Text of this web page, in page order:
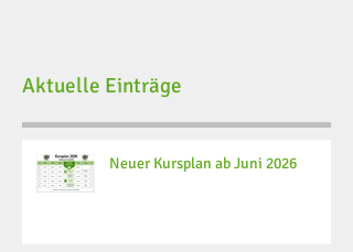
Aktuelle Einträge
Neuer Kursplan ab Juni 2026